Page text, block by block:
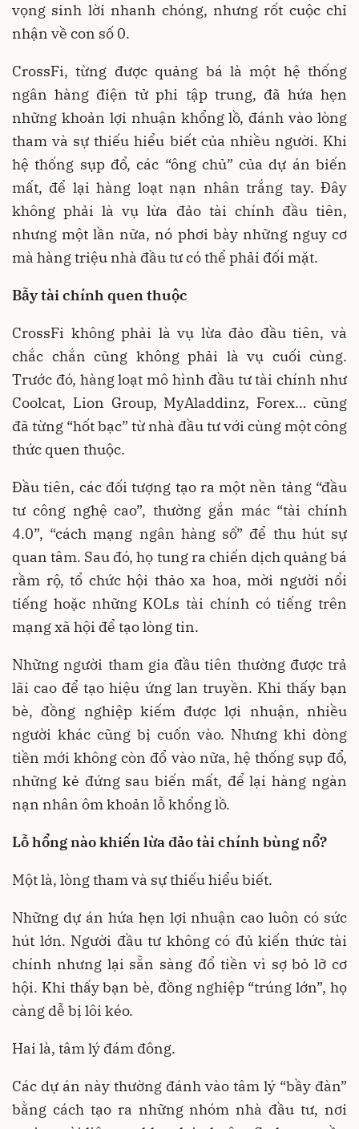
vọng sinh lời nhanh chóng, nhưng rốt cuộc chỉ
nhận về con số 0.
CrossFi, từng được quảng bá là một hệ thống
ngân hàng điện tử phi tập trung, đã hứa hẹn
những khoản lợi nhuận khổng lồ, đánh vào lòng
tham và sự thiếu hiểu biết của nhiều người. Khi
hệ thống sụp đổ, các “ông chủ” của dự án biến
mất, để lại hàng loạt nạn nhân trắng tay. Đây
không phải là vụ lừa đảo tài chính đầu tiên,
nhưng một lần nữa, nó phơi bày những nguy cơ
mà hàng triệu nhà đầu tư có thể phải đối mặt.
Bẫy tài chính quen thuộc
CrossFi không phải là vụ lừa đảo đầu tiên, và
chắc chắn cũng không phải là vụ cuối cùng.
Trước đó, hàng loạt mô hình đầu tư tài chính như
Coolcat, Lion Group, MyAladdinz, Forex… cũng
đã từng “hốt bạc” từ nhà đầu tư với cùng một công
thức quen thuộc.
Đầu tiên, các đối tượng tạo ra một nền tảng “đầu
tư công nghệ cao”, thường gắn mác “tài chính
4.0”, “cách mạng ngân hàng số” để thu hút sự
quan tâm. Sau đó, họ tung ra chiến dịch quảng bá
rầm rộ, tổ chức hội thảo xa hoa, mời người nổi
tiếng hoặc những KOLs tài chính có tiếng trên
mạng xã hội để tạo lòng tin.
Những người tham gia đầu tiên thường được trả
lãi cao để tạo hiệu ứng lan truyền. Khi thấy bạn
bè, đồng nghiệp kiếm được lợi nhuận, nhiều
người khác cũng bị cuốn vào. Nhưng khi dòng
tiền mới không còn đổ vào nữa, hệ thống sụp đổ,
những kẻ đứng sau biến mất, để lại hàng ngàn
nạn nhân ôm khoản lỗ khổng lồ.
Lỗ hổng nào khiến lừa đảo tài chính bùng nổ?
Một là, lòng tham và sự thiếu hiểu biết.
Những dự án hứa hẹn lợi nhuận cao luôn có sức
hút lớn. Người đầu tư không có đủ kiến thức tài
chính nhưng lại sẵn sàng đổ tiền vì sợ bỏ lỡ cơ
hội. Khi thấy bạn bè, đồng nghiệp “trúng lớn”, họ
càng dễ bị lôi kéo.
Hai là, tâm lý đám đông.
Các dự án này thường đánh vào tâm lý “bầy đàn”
bằng cách tạo ra những nhóm nhà đầu tư, nơi